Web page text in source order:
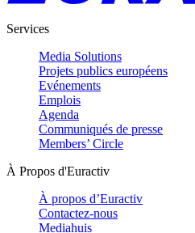
Services
Media Solutions
Projets publics européens
Evénements
Emplois
Agenda
Communiqués de presse
Members’ Circle
À Propos d'Euractiv
À propos d’Euractiv
Contactez-nous
Mediahuis